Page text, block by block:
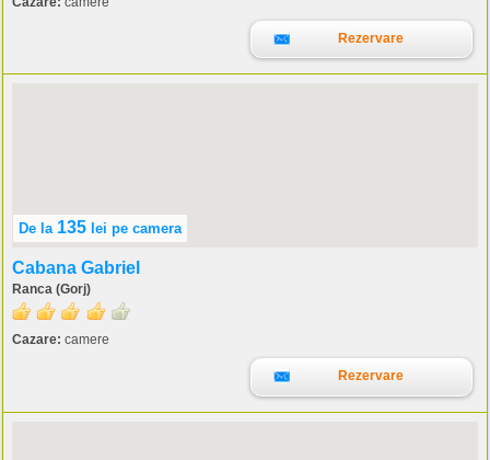
Rezervare
De la 135 lei pe camera
Cabana Gabriel
Ranca (Gorj)
Cazare: camere
Rezervare